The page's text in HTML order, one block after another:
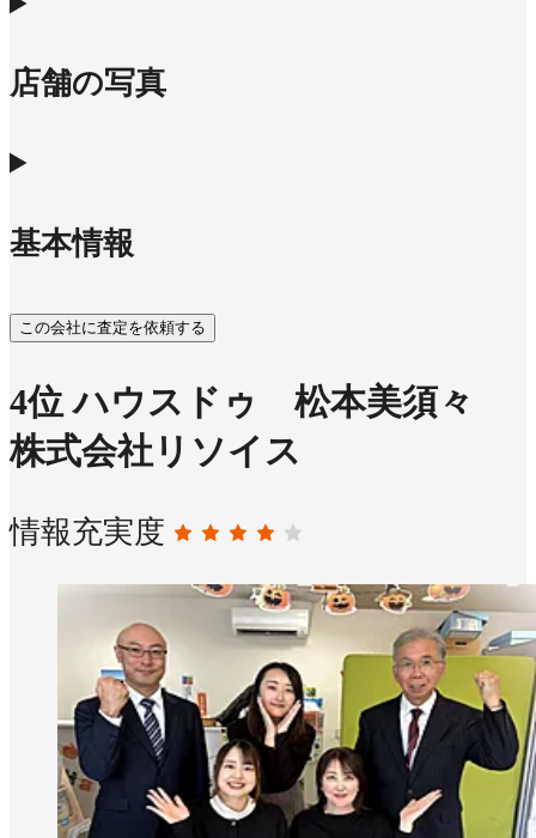
店舗の写真
基本情報
この会社に査定を依頼する
4位ハウスドゥ 松本美須々
株式会社リソイス
情報充実度